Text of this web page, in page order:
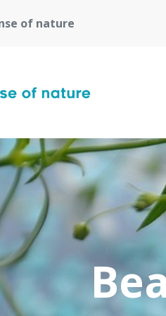
of nature